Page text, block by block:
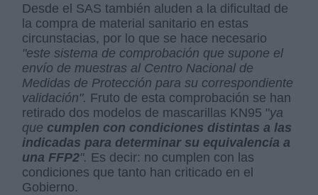
Desde el SAS también aluden a la dificultad de
la compra de material sanitario en estas
circunstacias, por lo que se hace necesario
"este sistema de comprobación que supone el
envío de muestras al Centro Nacional de
Medidas de Protección para su correspondiente
validación". Fruto de esta comprobación se han
retirado dos modelos de mascarillas KN95 "ya
que cumplen con condiciones distintas a las
indicadas para determinar su equivalencia a
una FFP2". Es decir: no cumplen con las
condiciones que tanto han criticado en el
Gobierno.